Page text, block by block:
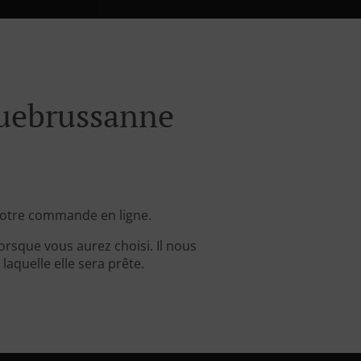
commande en ligne.
vous aurez choisi. Il nous
elle sera prête.